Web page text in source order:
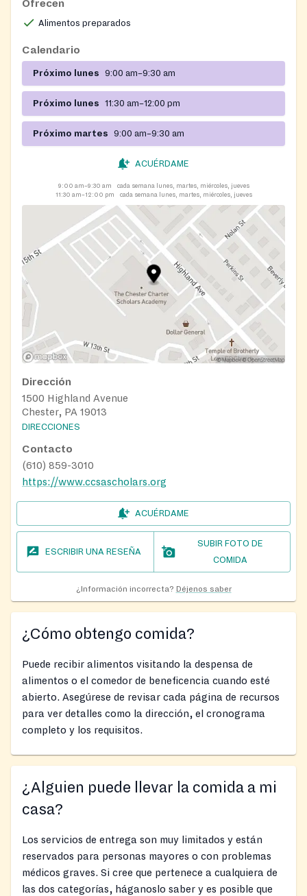
wellness policy or meal service information.
Ofrecen
Alimentos preparados
Calendario
Próximo lunes 9:00 am–9:30 am
Próximo lunes 11:30 am–12:00 pm
Próximo martes 9:00 am–9:30 am
ACUÉRDAME
9:00 am–9:30 am
cada semana lunes, martes, miércoles, jueves
11:30 am–12:00 pm
cada semana lunes, martes, miércoles, jueves
Dirección
1500 Highland Avenue
Chester, PA 19013
DIRECCIONES
Contacto
(610) 859-3010
https://www.ccsascholars.org
ACUÉRDAME
ESCRIBIR UNA RESEÑA
SUBIR FOTO DE
COMIDA
¿Información incorrecta? Déjenos saber
¿Cómo obtengo comida?
Puede recibir alimentos visitando la despensa de
alimentos o el comedor de beneficencia cuando esté
abierto. Asegúrese de revisar cada página de recursos
para ver detalles como la dirección, el cronograma
completo y los requisitos.
¿Alguien puede llevar la comida a mi
casa?
Los servicios de entrega son muy limitados y están
reservados para personas mayores o con problemas
médicos graves. Si cree que pertenece a cualquiera de
las dos categorías, háganoslo saber y es posible que